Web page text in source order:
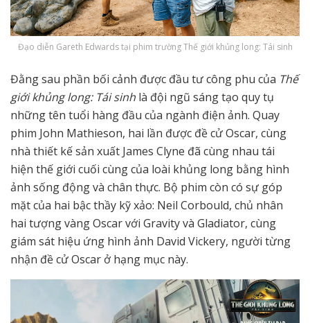
Đạo diễn Gareth Edwards tại phim trường Thế giới khủng long: Tái sinh
Đằng sau phần bối cảnh được đầu tư công phu của Thế
giới khủng long: Tái sinh là đội ngũ sáng tạo quy tụ
những tên tuổi hàng đầu của ngành điện ảnh. Quay
phim John Mathieson, hai lần được đề cử Oscar, cùng
nhà thiết kế sản xuất James Clyne đã cùng nhau tái
hiện thế giới cuối cùng của loài khủng long bằng hình
ảnh sống động và chân thực. Bộ phim còn có sự góp
mặt của hai bậc thầy kỹ xảo: Neil Corbould, chủ nhân
hai tượng vàng Oscar với Gravity và Gladiator, cùng
giám sát hiệu ứng hình ảnh David Vickery, người từng
nhận đề cử Oscar ở hạng mục này.